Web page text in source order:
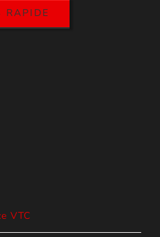
RAPIDE
VTC